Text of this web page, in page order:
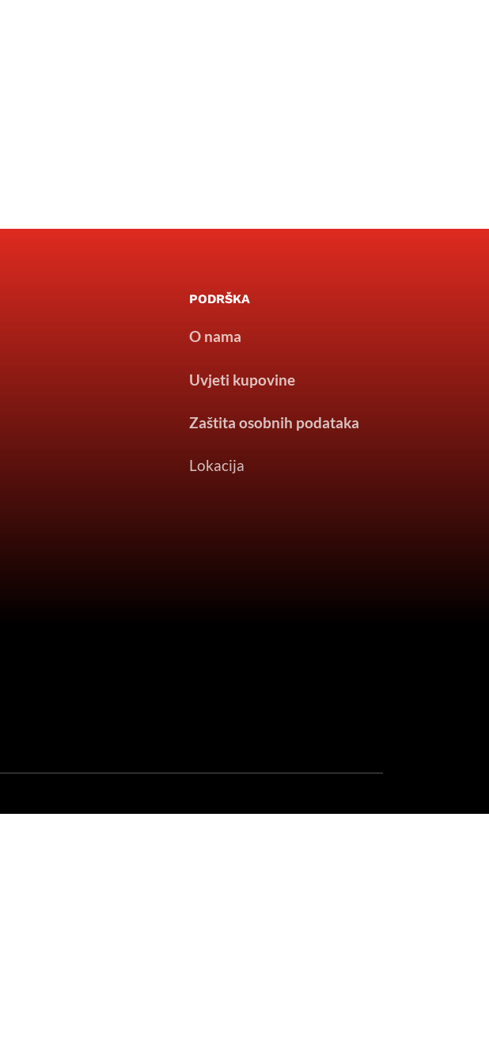
PODRŠKA
O nama
Uvjeti kupovine
Zaštita osobnih podataka
Lokacija